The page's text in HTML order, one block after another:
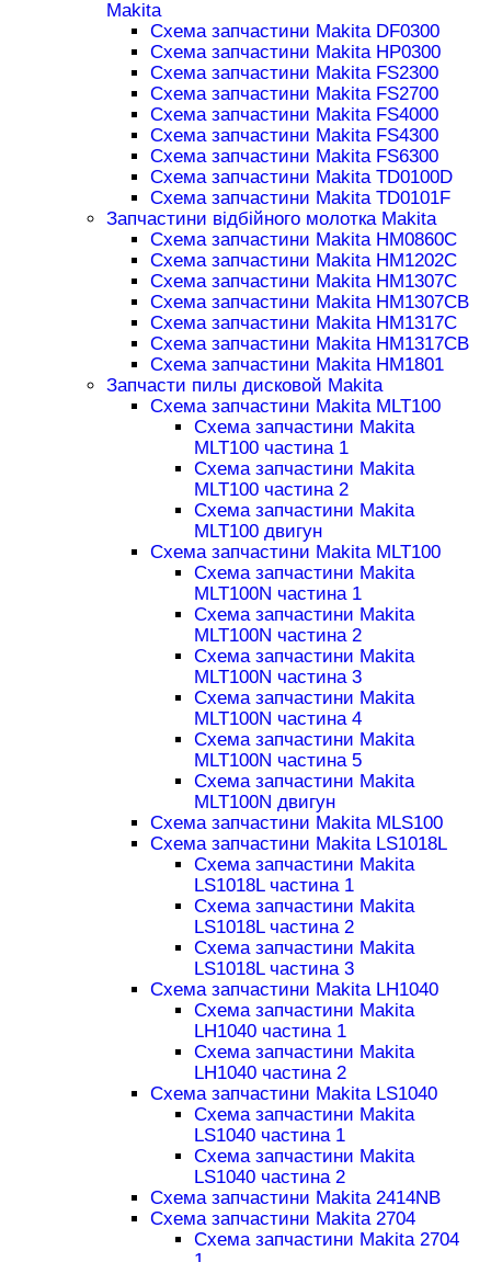
Makita
Схема запчастини Makita DF0300
Схема запчастини Makita HP0300
Схема запчастини Makita FS2300
Схема запчастини Makita FS2700
Схема запчастини Makita FS4000
Схема запчастини Makita FS4300
Схема запчастини Makita FS6300
Схема запчастини Makita TD0100D
Схема запчастини Makita TD0101F
Запчастини відбійного молотка Makita
Схема запчастини Makita HM0860C
Схема запчастини Makita HM1202C
Схема запчастини Makita HM1307C
Схема запчастини Makita HM1307CB
Схема запчастини Makita HM1317C
Схема запчастини Makita HM1317CB
Схема запчастини Makita HM1801
Запчасти пилы дисковой Makita
Схема запчастини Makita MLT100
Схема запчастини Makita
MLT100 частина 1
Схема запчастини Makita
MLT100 частина 2
Схема запчастини Makita
MLT100 двигун
Схема запчастини Makita MLT100
Схема запчастини Makita
MLT100N частина 1
Схема запчастини Makita
MLT100N частина 2
Схема запчастини Makita
MLT100N частина 3
Схема запчастини Makita
MLT100N частина 4
Схема запчастини Makita
MLT100N частина 5
Схема запчастини Makita
MLT100N двигун
Схема запчастини Makita MLS100
Схема запчастини Makita LS1018L
Схема запчастини Makita
LS1018L частина 1
Схема запчастини Makita
LS1018L частина 2
Схема запчастини Makita
LS1018L частина 3
Схема запчастини Makita LH1040
Схема запчастини Makita
LH1040 частина 1
Схема запчастини Makita
LH1040 частина 2
Схема запчастини Makita LS1040
Схема запчастини Makita
LS1040 частина 1
Схема запчастини Makita
LS1040 частина 2
Схема запчастини Makita 2414NB
Схема запчастини Makita 2704
Схема запчастини Makita 2704